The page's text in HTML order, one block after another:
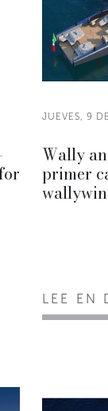
JUEVES, 9
Wally
primer
LEE EN